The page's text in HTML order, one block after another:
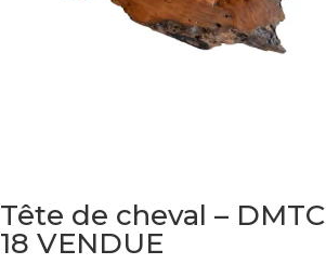
Tête de cheval – DMTC
18 VENDUE